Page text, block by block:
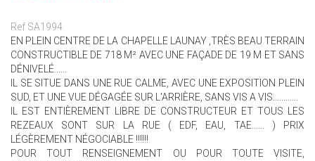
Ref SA1994
EN PLEIN CENTRE DE LA CHAPELLE LAUNAY ,TRÈS BEAU TERRAIN
CONSTRUCTIBLE DE 718 M² AVEC UNE FAÇADE DE 19 M ET SANS
DÉNIVELÉ......
IL SE SITUE DANS UNE RUE CALME, AVEC UNE EXPOSITION PLEIN
SUD, ET UNE VUE DÉGAGÉE SUR L'ARRIÈRE, SANS VIS A VIS............
IL EST ENTIÈREMENT LIBRE DE CONSTRUCTEUR ET TOUS LES
REZEAUX SONT SUR LA RUE ( EDF, EAU, TAE...... ) PRIX
LÉGÈREMENT NÉGOCIABLE !!!!!!
POUR TOUT RENSEIGNEMENT OU POUR TOUTE VISITE,